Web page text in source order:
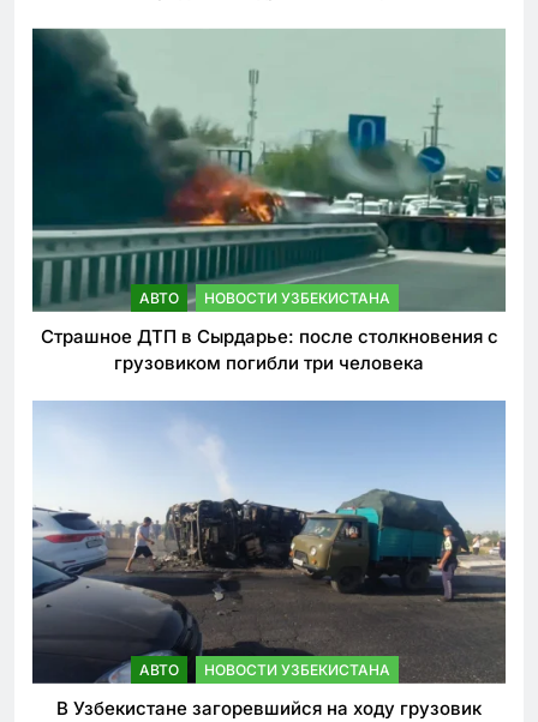
АВТО НОВОСТИ УЗБЕКИСТАНА
Страшное ДТП в Сырдарье: после столкновения с
грузовиком погибли три человека
АВТО НОВОСТИ УЗБЕКИСТАНА
В Узбекистане загоревшийся на ходу грузовик